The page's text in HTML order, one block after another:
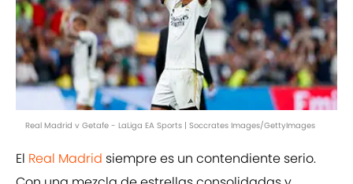
Real Madrid v Getafe - LaLiga EA Sports | Soccrates Images/GettyImages
El Real Madrid siempre es un contendiente serio.